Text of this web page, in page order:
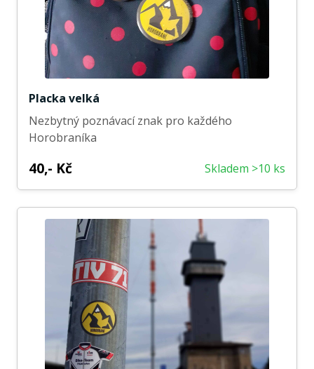
Placka velká
Nezbytný poznávací znak pro každého
Horobraníka
40,- Kč Skladem >10 ks